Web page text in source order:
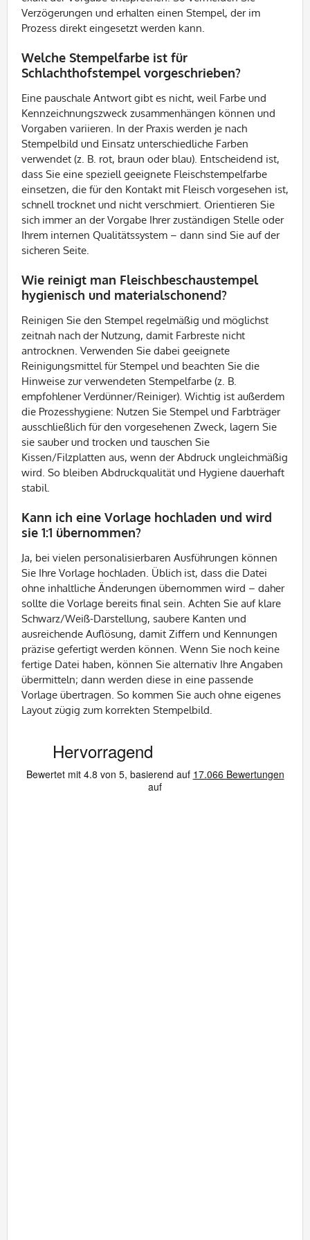
Verzögerungen und erhalten einen Stempel, der im
Prozess direkt eingesetzt werden kann.
Welche Stempelfarbe ist für
Schlachthofstempel vorgeschrieben?
Eine pauschale Antwort gibt es nicht, weil Farbe und
Kennzeichnungszweck zusammenhängen können und
Vorgaben variieren. In der Praxis werden je nach
Stempelbild und Einsatz unterschiedliche Farben
verwendet (z. B. rot, braun oder blau). Entscheidend ist,
dass Sie eine speziell geeignete Fleischstempelfarbe
einsetzen, die für den Kontakt mit Fleisch vorgesehen ist,
schnell trocknet und nicht verschmiert. Orientieren Sie
sich immer an der Vorgabe Ihrer zuständigen Stelle oder
Ihrem internen Qualitätssystem – dann sind Sie auf der
sicheren Seite.
Wie reinigt man Fleischbeschaustempel
hygienisch und materialschonend?
Reinigen Sie den Stempel regelmäßig und möglichst
zeitnah nach der Nutzung, damit Farbreste nicht
antrocknen. Verwenden Sie dabei geeignete
Reinigungsmittel für Stempel und beachten Sie die
Hinweise zur verwendeten Stempelfarbe (z. B.
empfohlener Verdünner/Reiniger). Wichtig ist außerdem
die Prozesshygiene: Nutzen Sie Stempel und Farbträger
ausschließlich für den vorgesehenen Zweck, lagern Sie
sie sauber und trocken und tauschen Sie
Kissen/Filzplatten aus, wenn der Abdruck ungleichmäßig
wird. So bleiben Abdruckqualität und Hygiene dauerhaft
stabil.
Kann ich eine Vorlage hochladen und wird
sie 1:1 übernommen?
Ja, bei vielen personalisierbaren Ausführungen können
Sie Ihre Vorlage hochladen. Üblich ist, dass die Datei
ohne inhaltliche Änderungen übernommen wird – daher
sollte die Vorlage bereits final sein. Achten Sie auf klare
Schwarz/Weiß-Darstellung, saubere Kanten und
ausreichende Auflösung, damit Ziffern und Kennungen
präzise gefertigt werden können. Wenn Sie noch keine
fertige Datei haben, können Sie alternativ Ihre Angaben
übermitteln; dann werden diese in eine passende
Vorlage übertragen. So kommen Sie auch ohne eigenes
Layout zügig zum korrekten Stempelbild.